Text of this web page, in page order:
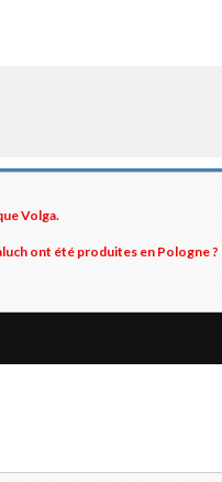
Volga.
ont été produites en Pologne ?